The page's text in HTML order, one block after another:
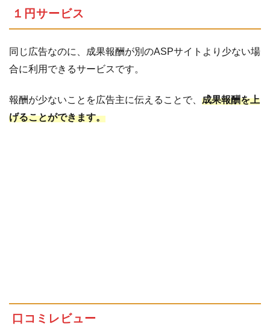
１円サービス
同じ広告なのに、成果報酬が別のASPサイトより少ない場
合に利用できるサービスです。
報酬が少ないことを広告主に伝えることで、 成果報酬を上
げることができます。
口コミレビュー